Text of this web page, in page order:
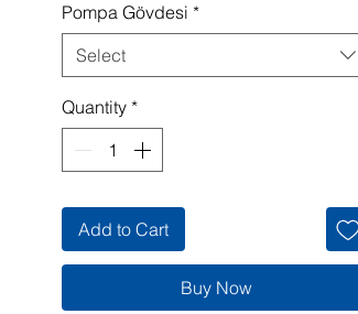
Pompa Gövdesi *
Select
Quantity *
Add to Cart
Buy Now